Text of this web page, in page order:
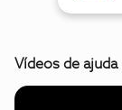
Vídeos de ajuda